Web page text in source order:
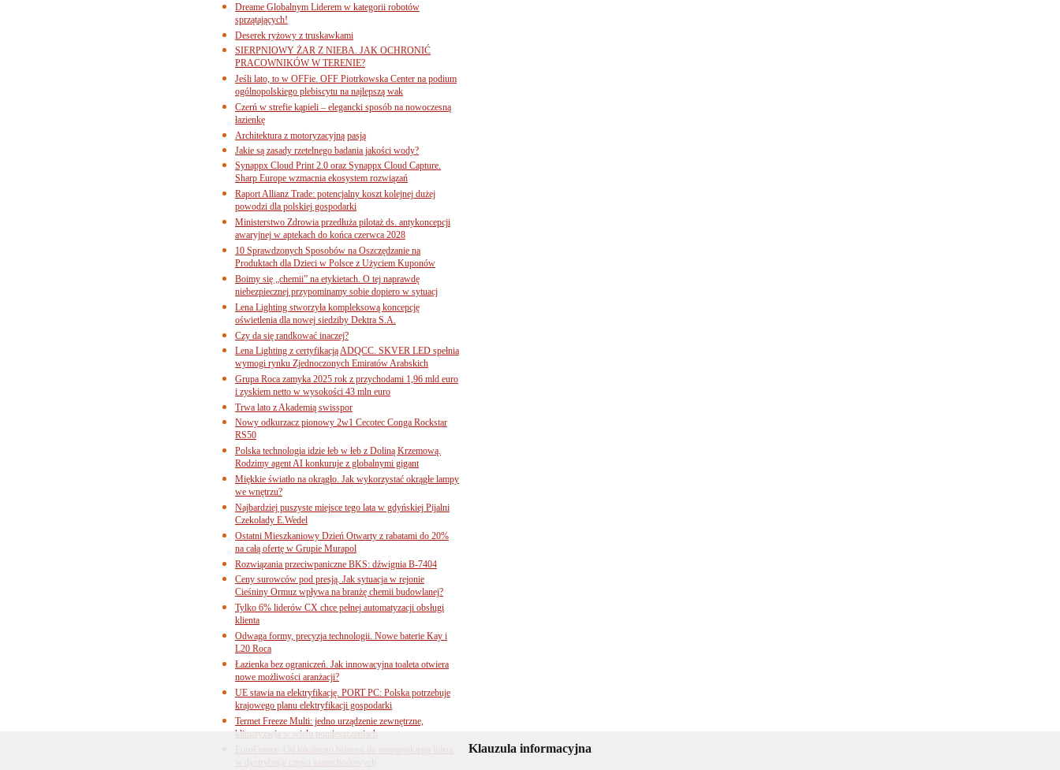
Dreame Globalnym Liderem w kategorii robotów
sprzątających!
Deserek ryżowy z truskawkami
SIERPNIOWY ŻAR Z NIEBA. JAK OCHRONIĆ
PRACOWNIKÓW W TERENIE?
Jeśli lato, to w OFFie. OFF Piotrkowska Center na podium
ogólnopolskiego plebiscytu na najlepszą wak
Czerń w strefie kąpieli – elegancki sposób na nowoczesną
łazienkę
Architektura z motoryzacyjną pasją
Jakie są zasady rzetelnego badania jakości wody?
Synappx Cloud Print 2.0 oraz Synappx Cloud Capture.
Sharp Europe wzmacnia ekosystem rozwiązań
Raport Allianz Trade: potencjalny koszt kolejnej dużej
powodzi dla polskiej gospodarki
Ministerstwo Zdrowia przedłuża pilotaż ds. antykoncepcji
awaryjnej w aptekach do końca czerwca 2028
10 Sprawdzonych Sposobów na Oszczędzanie na
Produktach dla Dzieci w Polsce z Użyciem Kuponów
Boimy się „chemii” na etykietach. O tej naprawdę
niebezpiecznej przypominamy sobie dopiero w sytuacj
Lena Lighting stworzyła kompleksową koncepcję
oświetlenia dla nowej siedziby Dektra S.A.
Czy da się randkować inaczej?
Lena Lighting z certyfikacją ADQCC. SKVER LED spełnia
wymogi rynku Zjednoczonych Emiratów Arabskich
Grupa Roca zamyka 2025 rok z przychodami 1,96 mld euro
i zyskiem netto w wysokości 43 mln euro
Trwa lato z Akademią swisspor
Nowy odkurzacz pionowy 2w1 Cecotec Conga Rockstar
RS50
Polska technologia idzie łeb w łeb z Doliną Krzemową.
Rodzimy agent AI konkuruje z globalnymi gigant
Miękkie światło na okrągło. Jak wykorzystać okrągłe lampy
we wnętrzu?
Najbardziej puszyste miejsce tego lata w gdyńskiej Pijalni
Czekolady E.Wedel
Ostatni Mieszkaniowy Dzień Otwarty z rabatami do 20%
na całą ofertę w Grupie Murapol
Rozwiązania przeciwpaniczne BKS: dźwignia B-7404
Ceny surowców pod presją. Jak sytuacja w rejonie
Cieśniny Ormuz wpływa na branżę chemii budowlanej?
Tylko 6% liderów CX chce pełnej automatyzacji obsługi
klienta
Odwaga formy, precyzja technologii. Nowe baterie Kay i
L20 Roca
Łazienka bez ograniczeń. Jak innowacyjna toaleta otwiera
nowe możliwości aranżacji?
UE stawia na elektryfikację. PORT PC: Polska potrzebuje
krajowego planu elektryfikacji gospodarki
Termet Freeze Multi: jedno urządzenie zewnętrzne,
klimatyzacja w wielu pomieszczeniach
EuroFrance: Od lokalnego biznesu do europejskiego lidera
w dystrybucji części samochodowych
Klauzula informacyjna